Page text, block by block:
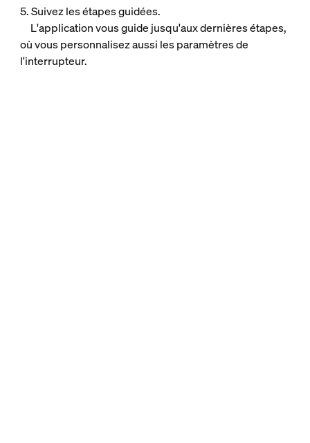
5. Suivez les étapes guidées.
L'application vous guide jusqu'aux dernières étapes,
où vous personnalisez aussi les paramètres de
l'interrupteur.